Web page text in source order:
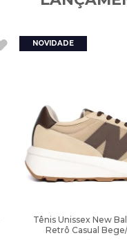
Tênis Unissex New
Retrô Casual